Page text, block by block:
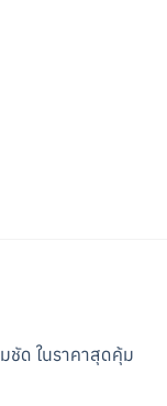
ชัด ในราคาสุดคุ้ม